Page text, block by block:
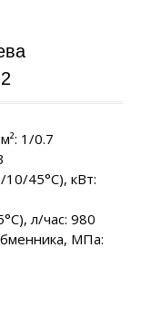
1/0.7
45°C), кВт:
л/час: 980
МПа: